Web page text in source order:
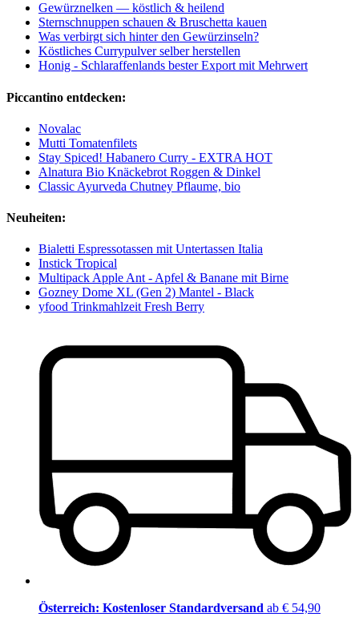
Gewürznelken — köstlich & heilend
Sternschnuppen schauen & Bruschetta kauen
Was verbirgt sich hinter den Gewürzinseln?
Köstliches Currypulver selber herstellen
Honig - Schlaraffenlands bester Export mit Mehrwert
Piccantino entdecken:
Novalac
Mutti Tomatenfilets
Stay Spiced! Habanero Curry - EXTRA HOT
Alnatura Bio Knäckebrot Roggen & Dinkel
Classic Ayurveda Chutney Pflaume, bio
Neuheiten:
Bialetti Espressotassen mit Untertassen Italia
Instick Tropical
Multipack Apple Ant - Apfel & Banane mit Birne
Gozney Dome XL (Gen 2) Mantel - Black
yfood Trinkmahlzeit Fresh Berry
Österreich: Kostenloser Standardversand ab € 54,90